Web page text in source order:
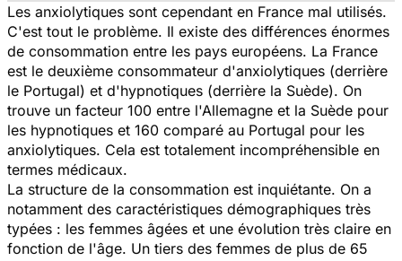
Les anxiolytiques sont cependant en France mal utilisés.
C'est tout le problème. Il existe des différences énormes
de consommation entre les pays européens. La France
est le deuxième consommateur d'anxiolytiques (derrière
le Portugal) et d'hypnotiques (derrière la Suède). On
trouve un facteur 100 entre l'Allemagne et la Suède pour
les hypnotiques et 160 comparé au Portugal pour les
anxiolytiques. Cela est totalement incompréhensible en
termes médicaux.
La structure de la consommation est inquiétante. On a
notamment des caractéristiques démographiques très
typées : les femmes âgées et une évolution très claire en
fonction de l'âge. Un tiers des femmes de plus de 65